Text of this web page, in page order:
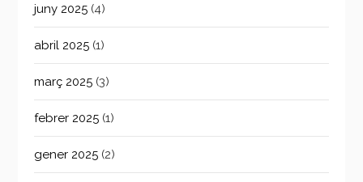
juny 2025 (4)
abril 2025 (1)
març 2025 (3)
febrer 2025 (1)
gener 2025 (2)